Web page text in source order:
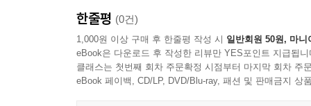
Unit 20. 경기변동론
Unit 21. 경제성장론
3. 진도별 기출문제 수록
기출문제집을 학습할 때에는 진도별로 이론을
출제유형별 해법을 터득하는 것이 문제풀이를 효
따라서, 각 파트에서 어느 정도의 문제가 출제되
한줄평 (0건)
1,000원 이상 구매 후 한줄평 작성 시 일반회원 50원, 마니
eBook은 다운로드 후 작성한 리뷰만 YES포인트 지급됩니
클래스는 첫번째 회차 주문확정 시점부터 마지막 회차 주
eBook 페이백, CD/LP, DVD/Blu-ray, 패션 및 판매금지 상